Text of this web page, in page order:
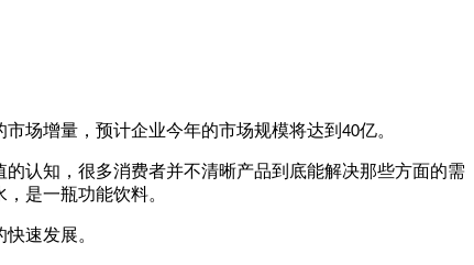
场增量，预计企业今年的市场规模将达到 40亿。
认知，很多消费者并不清晰产品到底能解决那些方面的需
是一瓶功能饮料。
速发展。